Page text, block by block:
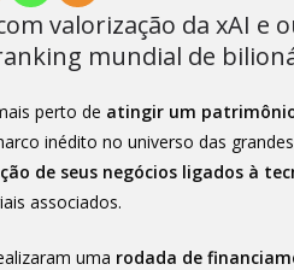
valorização da xAI e
mundial de
perto de atingir um patrimônio
inédito no universo das
de seus negócios ligados à
associados.
uma rodada de